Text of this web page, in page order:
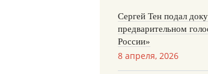
Сергей Тен подал
предварительном
России»
8 апреля, 2026